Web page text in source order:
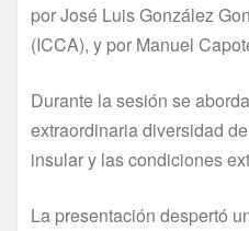
por José Luis González
(ICCA), y por Manuel
Durante la sesión se
extraordinaria diversidad
insular y las condiciones
La presentación despertó